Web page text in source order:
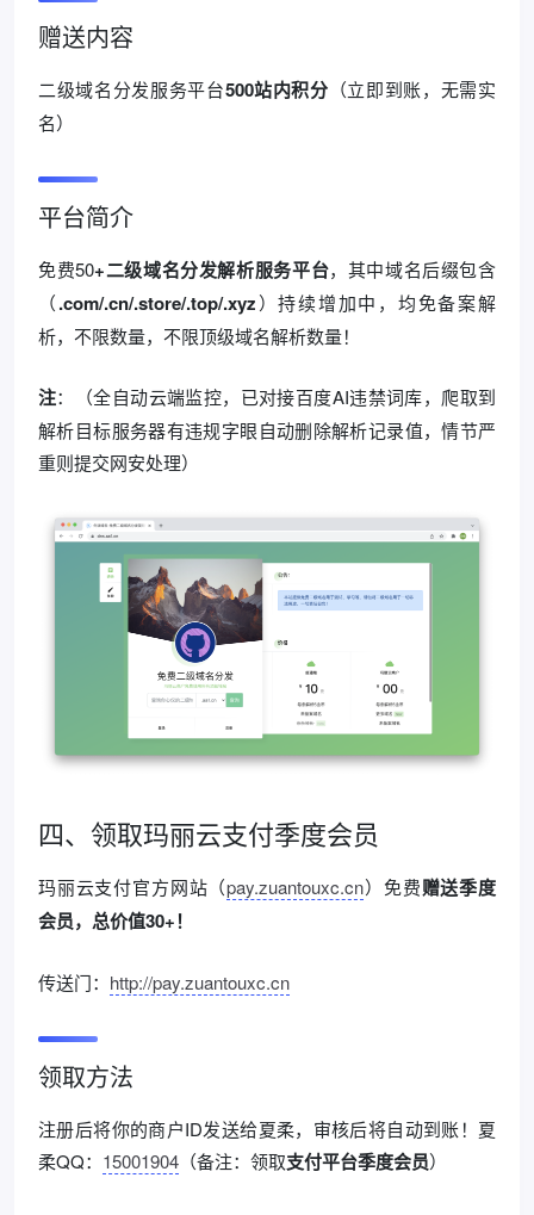
赠送内容
二级域名分发服务平台500站内积分 （立即到账，无需实
名）
平台简介
免费50+二级域名分发解析服务平台，其中域名后缀包含
（.com/.cn/.store/.top/.xyz）持续增加中，均免备案解
析，不限数量，不限顶级域名解析数量！
注：（全自动云端监控，已对接百度AI违禁词库，爬取到
解析目标服务器有违规字眼自动删除解析记录值，情节严
重则提交网安处理）
四、领取玛丽云支付季度会员
玛丽云支付官方网站（pay.zuantouxc.cn）免费赠送季度
会员，总价值30+！
传送门： http://pay.zuantouxc.cn
领取方法
注册后将你的商户ID发送给夏柔，审核后将自动到账！夏
柔QQ： 15001904 （备注：领取支付平台季度会员）